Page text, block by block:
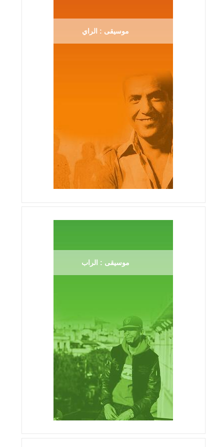
موسيقى : الراي
موسيقى : الراب